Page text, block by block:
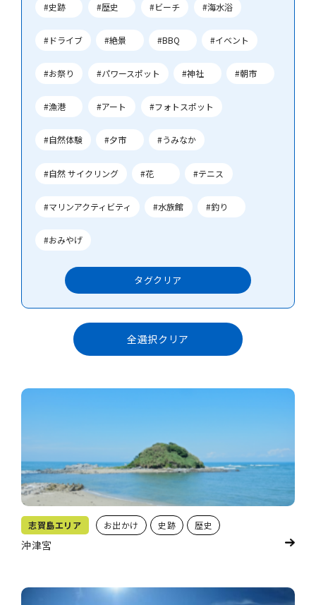
#史跡 #歴史 #ビーチ #海水浴
#ドライブ #絶景 #BBQ #イベント
#お祭り #パワースポット #神社 #朝市
#漁港 #アート #フォトスポット
#自然体験 #夕市 #うみなか
#自然 サイクリング #花 #テニス
#マリンアクティビティ #水族館 #釣り
#おみやげ
タグクリア
全選択クリア
志賀島エリア お出かけ 史跡 歴史
沖津宮